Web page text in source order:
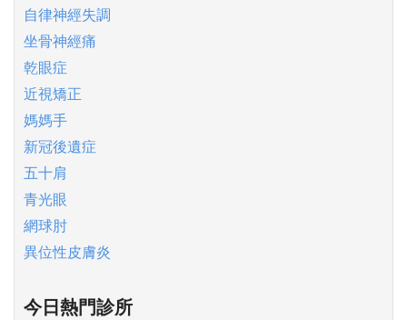
自律神經失調
坐骨神經痛
乾眼症
近視矯正
媽媽手
新冠後遺症
五十肩
青光眼
網球肘
異位性皮膚炎
今日熱門診所